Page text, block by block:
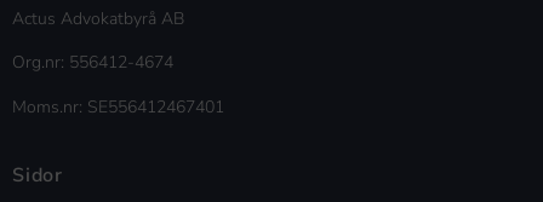
Actus Advokatbyrå AB
Org.nr: 556412-4674
Moms.nr: SE556412467401
Sidor